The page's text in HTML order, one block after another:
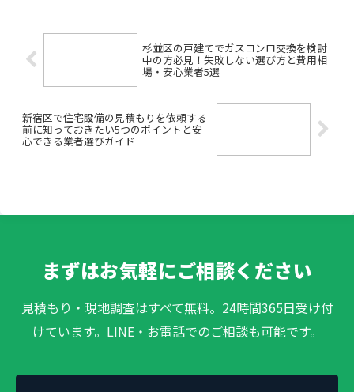
杉並区の戸建てでガスコンロ交換を検討
中の方必見！失敗しない選び方と費用相
場・安心業者5選
新宿区で住宅設備の見積もりを依頼する
前に知っておきたい5つのポイントと安
心できる業者選びガイド
まずはお気軽にご相談ください
見積もり・現地調査はすべて無料。24時間365日受け付
けています。LINE・お電話でのご相談も可能です。